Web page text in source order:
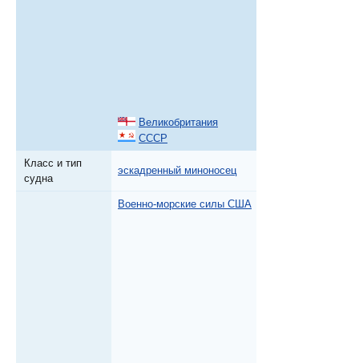
Великобритания
СССР
Класс и тип
судна
эскадренный миноносец
Военно-морские силы США